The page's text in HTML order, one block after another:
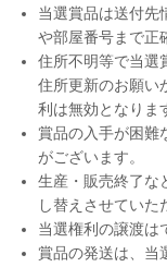
当選賞品は送付先
や部屋番号まで正
住所不明等で当選
住所更新のお願い
利は無効となりま
賞品の入手が困難
がございます。
生産・販売終了な
し替えさせていた
当選権利の譲渡は
賞品の発送は、当